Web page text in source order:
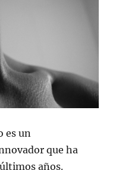
es un
que ha
años.